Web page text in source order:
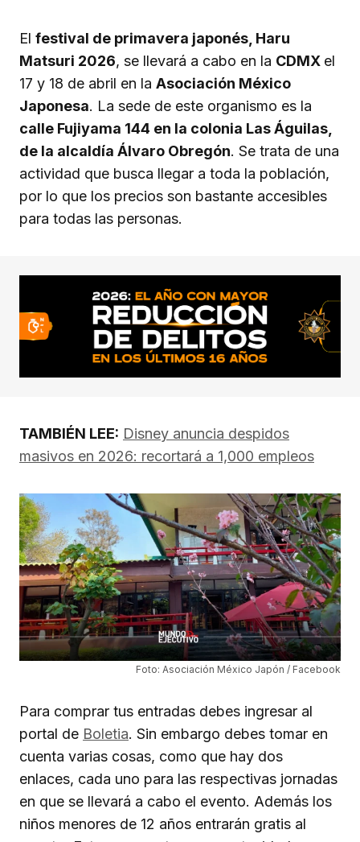
El festival de primavera japonés, Haru
Matsuri 2026, se llevará a cabo en la CDMX el
17 y 18 de abril en la Asociación México
Japonesa. La sede de este organismo es la
calle Fujiyama 144 en la colonia Las Águilas,
de la alcaldía Álvaro Obregón. Se trata de una
actividad que busca llegar a toda la población,
por lo que los precios son bastante accesibles
para todas las personas.
TAMBIÉN LEE: Disney anuncia despidos
masivos en 2026: recortará a 1,000 empleos
Foto: Asociación México Japón / Facebook
Para comprar tus entradas debes ingresar al
portal de Boletia. Sin embargo debes tomar en
cuenta varias cosas, como que hay dos
enlaces, cada uno para las respectivas jornadas
en que se llevará a cabo el evento. Además los
niños menores de 12 años entrarán gratis al